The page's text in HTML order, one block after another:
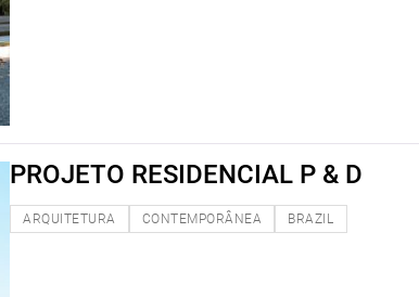
PROJETO RESIDENCIAL P & D
ARQUITETURA CONTEMPORÂNEA BRAZIL